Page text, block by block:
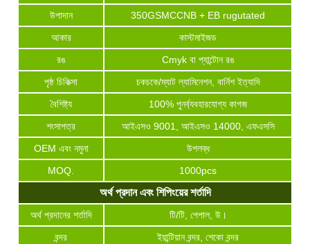
উপাদান
350GSMCCNB + EB rugutated
আকার
কাস্টমাইজড
রঙ
Cmyk বা প্যান্টোন রঙ
পৃষ্ঠ চিকিত্সা
চকচকে/ম্যাট ল্যামিনেশন, বার্নিশ ইত্যাদি
বৈশিষ্ট্য
100% পুনর্ব্যবহারযোগ্য কাগজ
শংসাপত্র
আইএসও 9001, আইএসও 14000, এফএসসি
OEM এবং নমুনা
উপলব্ধ
MOQ.
1000pcs
অর্থ প্রদান এবং শিপিংয়ের শর্তাদি
অর্থ প্রদানের শর্তাদি
টি/টি, পেপাল, উ।
বন্দর
ইয়ান্টিয়ান বন্দর, শেকো বন্দর